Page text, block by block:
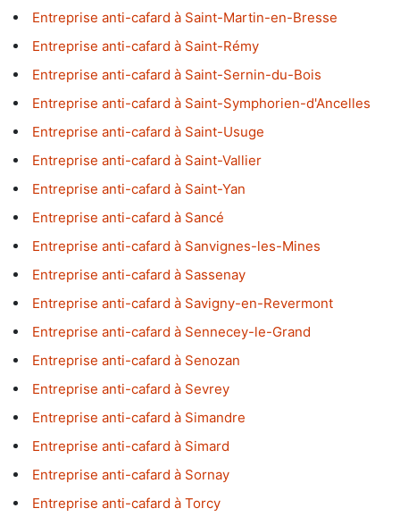
Entreprise anti-cafard à Saint-Martin-en-Bresse
Entreprise anti-cafard à Saint-Rémy
Entreprise anti-cafard à Saint-Sernin-du-Bois
Entreprise anti-cafard à Saint-Symphorien-d'Ancelles
Entreprise anti-cafard à Saint-Usuge
Entreprise anti-cafard à Saint-Vallier
Entreprise anti-cafard à Saint-Yan
Entreprise anti-cafard à Sancé
Entreprise anti-cafard à Sanvignes-les-Mines
Entreprise anti-cafard à Sassenay
Entreprise anti-cafard à Savigny-en-Revermont
Entreprise anti-cafard à Sennecey-le-Grand
Entreprise anti-cafard à Senozan
Entreprise anti-cafard à Sevrey
Entreprise anti-cafard à Simandre
Entreprise anti-cafard à Simard
Entreprise anti-cafard à Sornay
Entreprise anti-cafard à Torcy